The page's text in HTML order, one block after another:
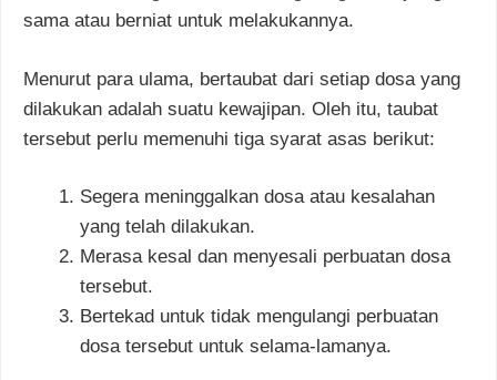
sama atau berniat untuk melakukannya.
Menurut para ulama, bertaubat dari setiap dosa yang
dilakukan adalah suatu kewajipan. Oleh itu, taubat
tersebut perlu memenuhi tiga syarat asas berikut:
Segera meninggalkan dosa atau kesalahan
yang telah dilakukan.
Merasa kesal dan menyesali perbuatan dosa
tersebut.
Bertekad untuk tidak mengulangi perbuatan
dosa tersebut untuk selama-lamanya.